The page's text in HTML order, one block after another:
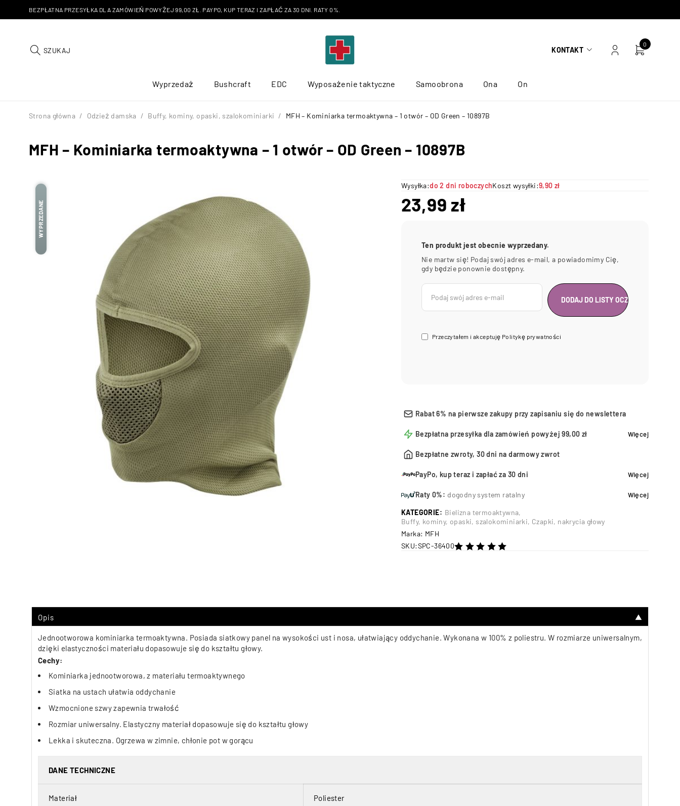
BEZPŁATNA PRZESYŁKA DLA ZAMÓWIEŃ POWYŻEJ 99,00 ZŁ. PAYPO, KUP TERAZ I ZAPŁAĆ ZA 30 DNI. RATY 0%.
SZUKAJ KONTAKT
0
Wyprzedaż Bushcraft EDC Wyposażenie taktyczne Samoobrona Ona On
MFH – Kominiarka termoaktywna – 1 otwór – OD Green – 10897B
Strona główna / Odzież damska / Buffy, kominy, opaski, szalokominiarki / MFH – Kominiarka termoaktywna – 1 otwór – OD Green – 10897B
WYPRZEDANE
Wysyłka:do 2 dni roboczychKoszt wysyłki:9,90 zł
23,99zł
Ten produkt jest obecnie wyprzedany.
Nie martw się! Podaj swój adres e-mail, a powiadomimy Cię,
gdy będzie ponownie dostępny.
Przeczytałem i akceptuję Politykę prywatności
Rabat 6% na pierwsze zakupy przy zapisaniu się do newslettera
Bezpłatna przesyłka dla zamówień powyżej 99,00 zł Więcej
Bezpłatne zwroty, 30 dni na darmowy zwrot
PayPo, kup teraz i zapłać za 30 dni Więcej
Raty 0%: dogodny system ratalny Więcej
KATEGORIE: Bielizna termoaktywna,
Buffy, kominy, opaski, szalokominiarki, Czapki, nakrycia głowy
Marka: MFH
SKU:SPC-36400
Opis ▼
Jednootworowa kominiarka termoaktywna. Posiada siatkowy panel na wysokości ust i nosa, ułatwiający oddychanie. Wykonana w 100% z poliestru. W rozmiarze uniwersalnym,
dzięki elastyczności materiału dopasowuje się do kształtu głowy.
Cechy:
Kominiarka jednootworowa, z materiału termoaktywnego
Siatka na ustach ułatwia oddychanie
Wzmocnione szwy zapewnia trwałość
Rozmiar uniwersalny. Elastyczny materiał dopasowuje się do kształtu głowy
Lekka i skuteczna. Ogrzewa w zimnie, chłonie pot w gorącu
DANE TECHNICZNE
Materiał Poliester